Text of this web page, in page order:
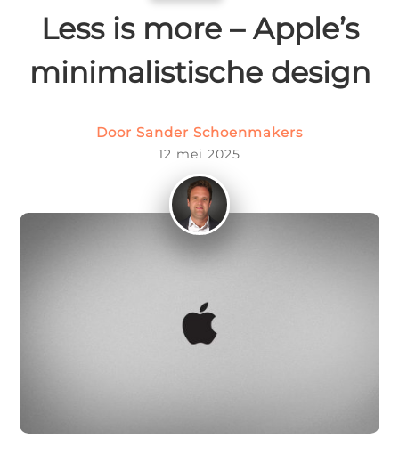
  

Webshop

Drukwerk
  U
Less is more – Apple’s
minimalistische design
Door Sander Schoenmakers
12 mei 2025